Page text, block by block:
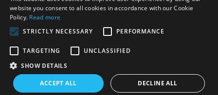
Pakyawan Ng Water To
Matte Lip Glaze | Tagagawa
Ng Pribadong Label Na
Thermo Color-Changing
Label At Pasadya
Karapatang-ari © 2025 Shenzhen Thincen Technology Co., Ltd. -
www.thincen.com | Mapa ng Site
website you consent to all cookies in accordance with our Cookie
Policy. Read more
STRICTLY NECESSARY
PERFORMANCE
TARGETING
UNCLASSIFIED
SHOW DETAILS
ACCEPT ALL DECLINE ALL